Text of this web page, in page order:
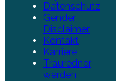
Datenschutz
Gender
Disclaimer
Kontakt
Karriere
Trauredner
werden